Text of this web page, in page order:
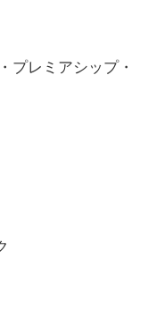
プレミアシップ・